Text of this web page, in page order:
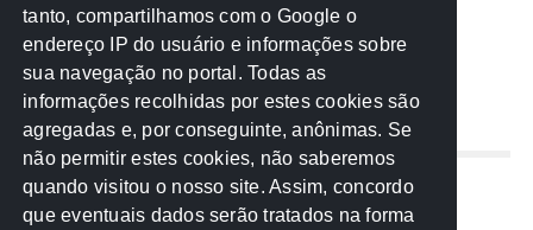
Receita Federal Sem categoria
TCE-MT TCU TRE
REDE NOS ESTADOS
Mato Grosso do Sul
tanto, compartilhamos com o Google o
endereço IP do usuário e informações sobre
sua navegação no portal. Todas as
informações recolhidas por estes cookies são
agregadas e, por conseguinte, anônimas. Se
não permitir estes cookies, não saberemos
quando visitou o nosso site. Assim, concordo
que eventuais dados serão tratados na forma